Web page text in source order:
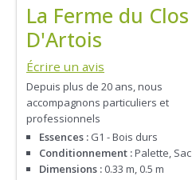
La Ferme du Clos
D'Artois
Écrire un avis
Depuis plus de 20 ans, nous
accompagnons particuliers et
professionnels
Essences : G1 - Bois durs
Conditionnement :Palette, Sac
Dimensions : 0.33 m, 0.5 m